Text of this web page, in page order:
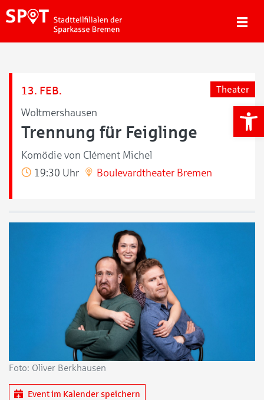
13. FEB.
Woltmershausen
Theater
Trennung für Feiglinge
Komödie von Clément Michel
19:30 Uhr
Boulevardtheater Bremen
Foto: Oliver Berkhausen
Event im Kalender speichern